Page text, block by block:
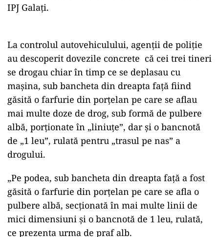
IPJ Galați.
La controlul autovehiculului, agenții de poliție
au descoperit dovezile concrete că cei trei tineri
se drogau chiar în timp ce se deplasau cu
mașina, sub bancheta din dreapta față fiind
găsită o farfurie din porțelan pe care se aflau
mai multe doze de drog, sub formă de pulbere
albă, porționate în „liniuțe”, dar și o bancnotă
de „1 leu”, rulată pentru „trasul pe nas” a
drogului.
„Pe podea, sub bancheta din dreapta faţă a fost
găsită o farfurie din porţelan pe care se afla o
pulbere albă, secţionată în mai multe linii de
mici dimensiuni şi o bancnotă de 1 leu, rulată,
ce prezenta urma de praf alb.